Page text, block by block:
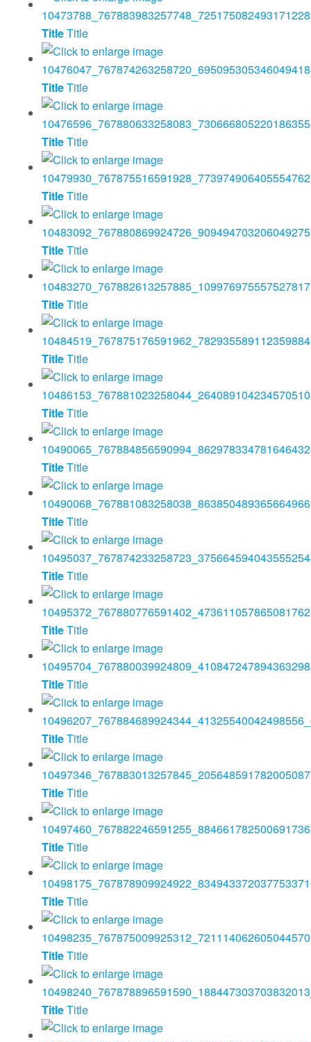
TitleTitle
TitleTitle
TitleTitle
TitleTitle
TitleTitle
TitleTitle
TitleTitle
TitleTitle
TitleTitle
TitleTitle
TitleTitle
TitleTitle
TitleTitle
TitleTitle
TitleTitle
TitleTitle
TitleTitle
TitleTitle
TitleTitle